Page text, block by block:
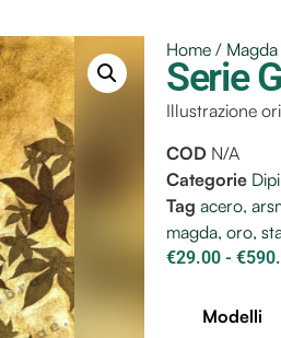
Home /
Serie
Illustrazione
COD N/A
Categorie
Tag acero,
magda, oro,
€29.00 - €
Modelli